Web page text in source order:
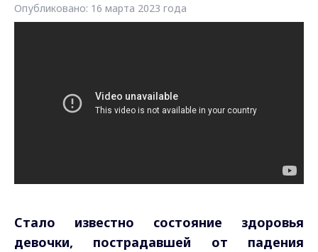
Опубликовано: 16 марта 2023 года
Стало известно состояние здоровья
девочки, пострадавшей от падения